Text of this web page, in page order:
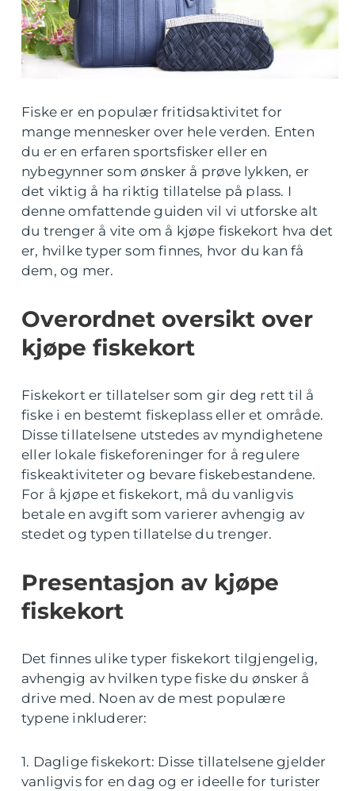
Fiske er en populær fritidsaktivitet for
mange mennesker over hele verden. Enten
du er en erfaren sportsfisker eller en
nybegynner som ønsker å prøve lykken, er
det viktig å ha riktig tillatelse på plass. I
denne omfattende guiden vil vi utforske alt
du trenger å vite om å kjøpe fiskekort hva det
er, hvilke typer som finnes, hvor du kan få
dem, og mer.
Overordnet oversikt over
kjøpe fiskekort
Fiskekort er tillatelser som gir deg rett til å
fiske i en bestemt fiskeplass eller et område.
Disse tillatelsene utstedes av myndighetene
eller lokale fiskeforeninger for å regulere
fiskeaktiviteter og bevare fiskebestandene.
For å kjøpe et fiskekort, må du vanligvis
betale en avgift som varierer avhengig av
stedet og typen tillatelse du trenger.
Presentasjon av kjøpe
fiskekort
Det finnes ulike typer fiskekort tilgjengelig,
avhengig av hvilken type fiske du ønsker å
drive med. Noen av de mest populære
typene inkluderer:
1. Daglige fiskekort: Disse tillatelsene gjelder
vanligvis for en dag og er ideelle for turister